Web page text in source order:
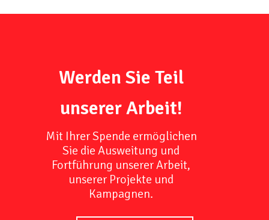
Werden Sie Teil
unserer Arbeit!
Mit Ihrer Spende ermöglichen
Sie die Ausweitung und
Fortführung unserer Arbeit,
unserer Projekte und
Kampagnen.